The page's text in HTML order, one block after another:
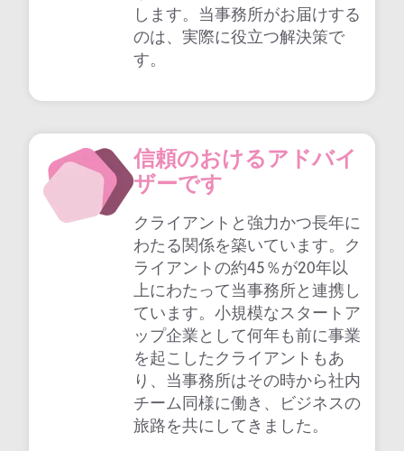
します。当事務所がお届けする
のは、実際に役立つ解決策で
す。
信頼のおけるアドバイ
ザーです
クライアントと強力かつ長年に
わたる関係を築いています。ク
ライアントの約45％が20年以
上にわたって当事務所と連携し
ています。小規模なスタートア
ップ企業として何年も前に事業
を起こしたクライアントもあ
り、当事務所はその時から社内
チーム同様に働き、ビジネスの
旅路を共にしてきました。